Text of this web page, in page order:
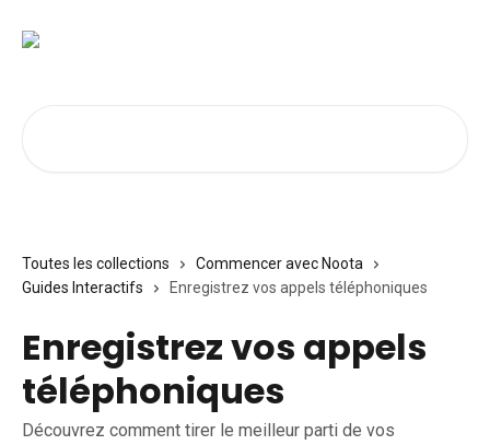
Toutes les collections
Commencer avec Noota
Guides Interactifs
Enregistrez vos appels téléphoniques
Enregistrez vos appels
téléphoniques
Découvrez comment tirer le meilleur parti de vos